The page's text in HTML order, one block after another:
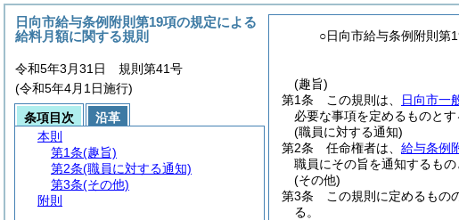
○日向市給与条例附則第
(趣旨)
第1条
この規則は、 日向市一
必要な事項を定めるものとす
(職員に対する通知)
第2条
任命権者は、 給与条例
職員にその旨を通知するもの
(その他)
第3条
この規則に定めるもの
る。
日向市給与条例附則第19項の規定による
給料月額に関する規則
令和5年3月31日 規則第41号
(令和5年4月1日施行)
条項目次
沿革
本則
第1条(趣旨)
第2条(職員に対する通知)
第3条(その他)
附則